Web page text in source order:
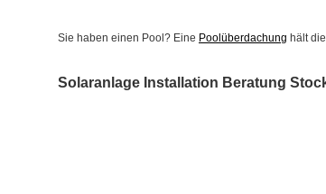
Sie haben einen Pool? Eine Poolüberdachung hält
Solaranlage Installation Beratung